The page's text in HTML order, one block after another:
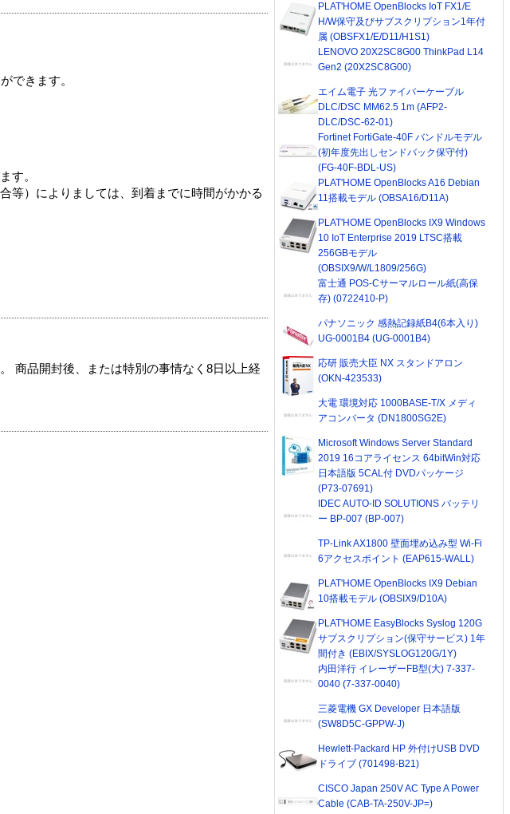
できます。
す。
等）によりましては、到着までに時間がかかる
商品開封後、または特別の事情なく8日以上経
PLAT'HOME OpenBlocks IoT FX1/E
H/W保守及びサブスクリプション1年付
属 (OBSFX1/E/D11/H1S1)
LENOVO 20X2SC8G00 ThinkPad L14
Gen2 (20X2SC8G00)
エイム電子 光ファイバーケーブル
DLC/DSC MM62.5 1m (AFP2-
DLC/DSC-62-01)
Fortinet FortiGate-40F バンドルモデル
(初年度先出しセンドバック保守付)
(FG-40F-BDL-US)
PLAT'HOME OpenBlocks A16 Debian
11搭載モデル (OBSA16/D11A)
PLAT'HOME OpenBlocks IX9 Windows
10 IoT Enterprise 2019 LTSC搭載
256GBモデル
(OBSIX9/W/L1809/256G)
富士通 POS-Cサーマルロール紙(高保
存) (0722410-P)
パナソニック 感熱記録紙B4(6本入り)
UG-0001B4 (UG-0001B4)
応研 販売大臣 NX スタンドアロン
(OKN-423533)
大電 環境対応 1000BASE-T/X メディ
アコンバータ (DN1800SG2E)
Microsoft Windows Server Standard
2019 16コアライセンス 64bitWin対応
日本語版 5CAL付 DVDパッケージ
(P73-07691)
IDEC AUTO-ID SOLUTIONS バッテリ
ー BP-007 (BP-007)
TP-Link AX1800 壁面埋め込み型 Wi-Fi
6アクセスポイント (EAP615-WALL)
PLAT'HOME OpenBlocks IX9 Debian
10搭載モデル (OBSIX9/D10A)
PLAT'HOME EasyBlocks Syslog 120G
サブスクリプション(保守サービス) 1年
間付き (EBIX/SYSLOG120G/1Y)
内田洋行 イレーザーFB型(大) 7-337-
0040 (7-337-0040)
三菱電機 GX Developer 日本語版
(SW8D5C-GPPW-J)
Hewlett-Packard HP 外付けUSB DVD
ドライブ (701498-B21)
CISCO Japan 250V AC Type A Power
Cable (CAB-TA-250V-JP=)